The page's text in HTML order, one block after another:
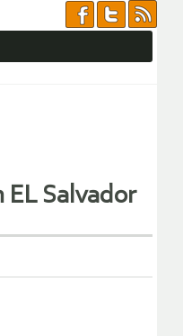
EL Salvador